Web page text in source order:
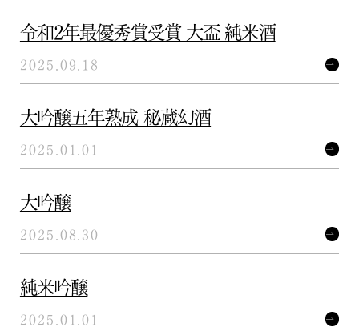
令和2年最優秀賞受賞 大盃 純米酒
2025.09.18
大吟醸五年熟成 秘蔵幻酒
2025.01.01
大吟醸
2025.08.30
純米吟醸
2025.01.01